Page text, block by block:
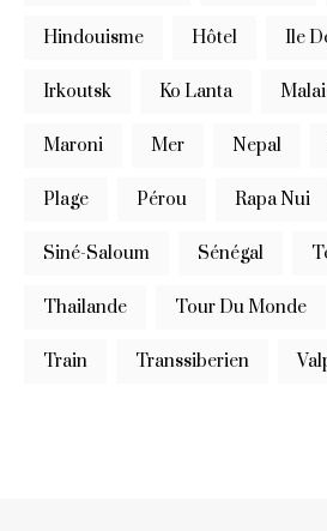
Hindouisme Hôtel Ile
Irkoutsk Ko Lanta
Maroni Mer Nepal
Plage Pérou Rapa Nui
Siné-Saloum Sénégal
Thailande Tour Du Monde
Train Transsiberien